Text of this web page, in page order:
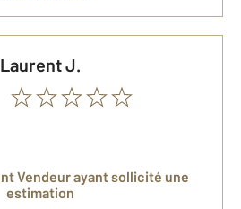
LaurentJ.
Vendeurayant sollicité une
estimation